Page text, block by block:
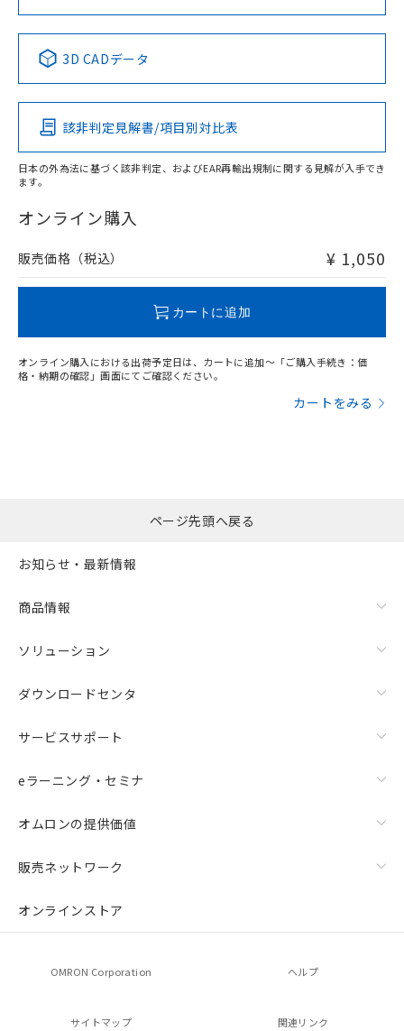
Pb Hg Cd Cr(VI)
O
在庫等で未対応品が混在する可能性があります。
問い合わせください。
No No No No
この製品の規格認証/適合状況ページへ
その他の認証はこちらのページからご検索ください
3D CADデータ
該非判定見解書/項目別対比表
日本の外為法に基づく該非判定、およびEAR再輸出規制に関する見解が入手でき
ます。
オンライン購入
販売価格（税込） ¥ 1,050
カートに追加
オンライン購入における出荷予定日は、カートに追加～「ご購入手続き：価
格・納期の確認」画面にてご確認ください。
カートをみる
ページ先頭へ戻る
お知らせ・最新情報
商品情報
ソリューション
ダウンロードセンタ
サービスサポート
eラーニング・セミナ
オムロンの提供価値
販売ネットワーク
オンラインストア
OMRON Corporation ヘルプ
サイトマップ 関連リンク